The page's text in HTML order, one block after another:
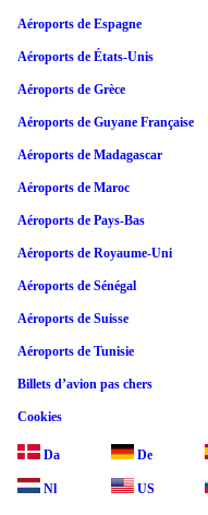
Aéroports de Espagne
Aéroports de États-Unis
Aéroports de Grèce
Aéroports de Guyane Française
Aéroports de Madagascar
Aéroports de Maroc
Aéroports de Pays-Bas
Aéroports de Royaume-Uni
Aéroports de Sénégal
Aéroports de Suisse
Aéroports de Tunisie
Billets d’avion pas chers
Cookies
Da De
Nl US